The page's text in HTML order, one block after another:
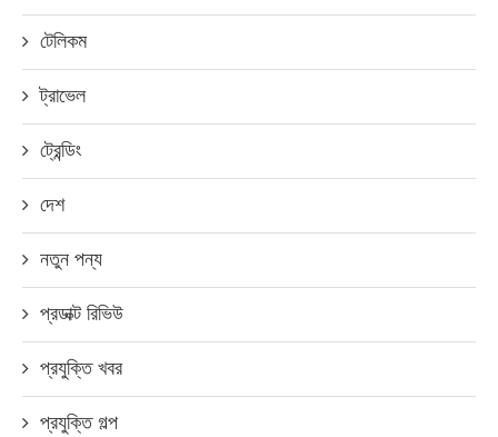
টেলিকম
ট্রাভেল
ট্রেন্ডিং
দেশ
নতুন পন্য
প্রডাক্ট রিভিউ
প্রযুক্তি খবর
প্রযুক্তি গল্প